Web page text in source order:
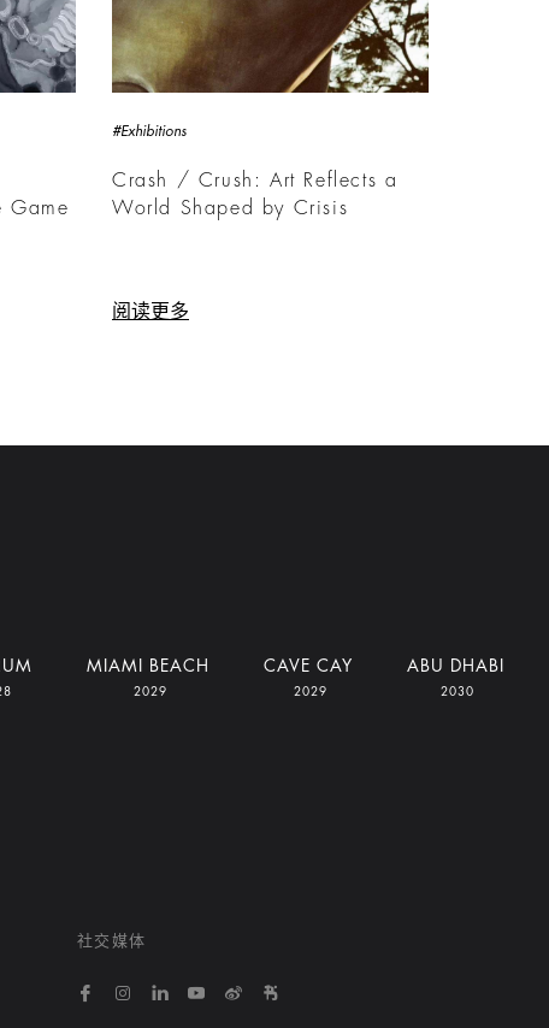
Game
#Exhibitions
Crash / Crush: Art Reflects a
World Shaped by Crisis
阅读更多
MIAMI BEACH
2029
CAVE CAY
2029
ABU DHABI
2030
社交媒体
https://www.facebook.com/
https://www.instagram.com/bvlgarihotels/
https://www.linkedin.com/company/
https://www.youtube.com/
http://weibo.com/bulgarihotels